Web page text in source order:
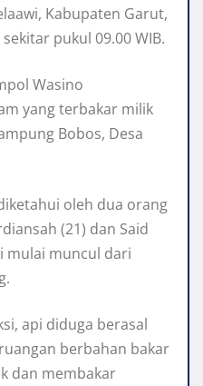
Kabupaten Garut,
pukul 09.00 WIB.
Wasino
yang terbakar milik
Bobos, Desa
oleh dua orang
(21) dan Said
mulai muncul dari
api diduga berasal
berbahan bakar
dan membakar